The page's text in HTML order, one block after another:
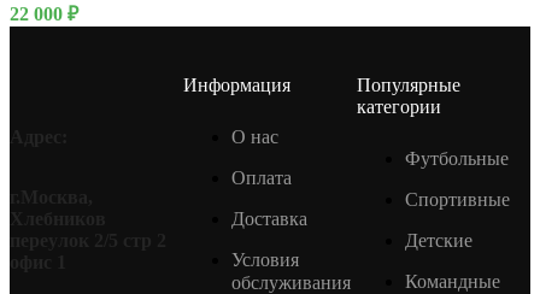
22 000 ₽
Информация
О нас
Оплата
Доставка
Условия
обслуживания
Популярные
категории
Футбольные
Спортивные
Детские
Командные